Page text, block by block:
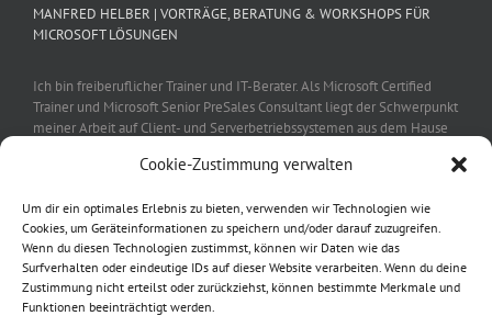
Cookie-Zustimmung verwalten
Um dir ein optimales Erlebnis zu bieten, verwenden wir Technologien wie
Cookies, um Geräteinformationen zu speichern und/oder darauf zuzugreifen.
Wenn du diesen Technologien zustimmst, können wir Daten wie das
Surfverhalten oder eindeutige IDs auf dieser Website verarbeiten. Wenn du deine
Zustimmung nicht erteilst oder zurückziehst, können bestimmte Merkmale und
Funktionen beeinträchtigt werden.
MANFRED HELBER | VORTRÄGE, BERATUNG & WORKSHOPS FÜR
MICROSOFT LÖSUNGEN
Ich bin freiberuflicher Trainer und IT-Berater. Als Microsoft Certified
Trainer und Microsoft Senior PreSales Consultant liegt der Schwerpunkt
meiner Arbeit auf Client- und Serverbetriebssystemen aus dem Hause
auch für andere Unternehmen wie beispielsweise Fujitsu oder Lenovo